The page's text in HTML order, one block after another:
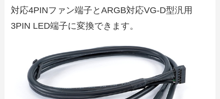
対応4PINファン端子とARGB対応VG-D型汎用
3PIN LED端子に変換できます。